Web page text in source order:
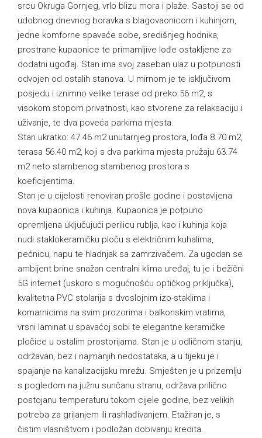
srcu Okruga Gornjeg, vrlo blizu mora i plaže. Sastoji se od
udobnog dnevnog boravka s blagovaonicom i kuhinjom,
jedne komforne spavaće sobe, središnjeg hodnika,
prostrane kupaonice te primamljive lođe ostakljene za
dodatni ugođaj. Stan ima svoj zaseban ulaz u potpunosti
odvojen od ostalih stanova. U mirnom je te isključivom
posjedu i iznimno velike terase od preko 56 m2, s
visokom stopom privatnosti, kao stvorene za relaksaciju i
uživanje, te dva poveća parkirna mjesta.
Stan ukratko: 47.46 m2 unutarnjeg prostora, lođa 8.70 m2,
terasa 56.40 m2, koji s dva parkirna mjesta pružaju 63.74
m2 neto stambenog stambenog prostora s
koeficijentima.
Stan je u cijelosti renoviran prošle godine i postavljena
nova kupaonica i kuhinja. Kupaonica je potpuno
opremljena uključujući perilicu rublja, kao i kuhinja koja
nudi staklokeramičku ploču s električnim kuhalima,
pećnicu, napu te hladnjak sa zamrzivačem. Za ugodan se
ambijent brine snažan centralni klima uređaj, tu je i bežični
5G internet (uskoro s mogućnošću optičkog priključka),
kvalitetna PVC stolarija s dvoslojnim izo-staklima i
komarnicima na svim prozorima i balkonskim vratima,
vrsni laminat u spavaćoj sobi te elegantne keramičke
pločice u ostalim prostorijama. Stan je u odličnom stanju,
održavan, bez i najmanjih nedostataka, a u tijeku je i
spajanje na kanalizacijsku mrežu. Smješten je u prizemlju
s pogledom na južnu sunčanu stranu, održava prilično
postojanu temperaturu tokom cijele godine, bez velikih
potreba za grijanjem ili rashlađivanjem. Etažiran je, s
čistim vlasništvom i podložan dobivanju kredita.